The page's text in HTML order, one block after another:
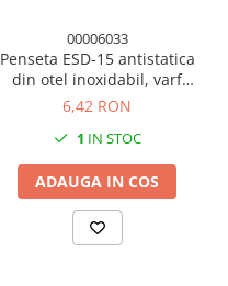
00006033
Penseta ESD-15 antistatica
din otel inoxidabil, varf
curbat tip cioc, pentru
SMD
6,42 RON
1 IN STOC
ADAUGA IN COS